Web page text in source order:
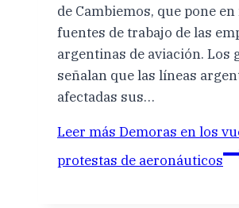
de Cambiemos, que pone
fuentes de trabajo de las
argentinas de aviación. Los
señalan que las líneas
afectadas sus…
Leer más Demoras en los
protestas de aeronáuticos